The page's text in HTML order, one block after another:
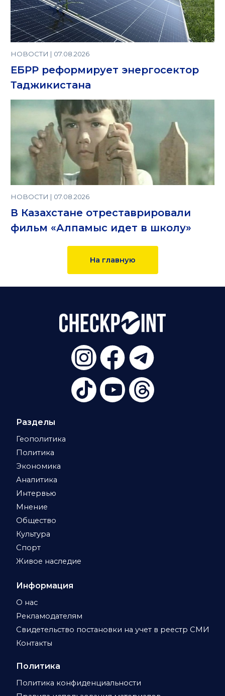
НОВОСТИ | 07.08.2026
ЕБРР реформирует энергосектор
Таджикистана
НОВОСТИ | 07.08.2026
В Казахстане отреставрировали
фильм «Алпамыс идет в школу»
На главную
Разделы
Геополитика
Политика
Экономика
Аналитика
Интервью
Мнение
Общество
Культура
Спорт
Живое наследие
Информация
О нас
Рекламодателям
Свидетельство постановки на учет в реестр СМИ
Контакты
Политика
Политика конфиденциальности